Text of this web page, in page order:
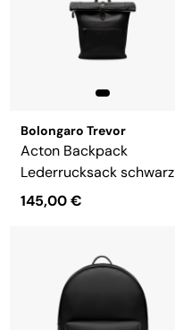
Bolongaro Trevor
Acton Backpack
Lederrucksack schwarz
145,00 €